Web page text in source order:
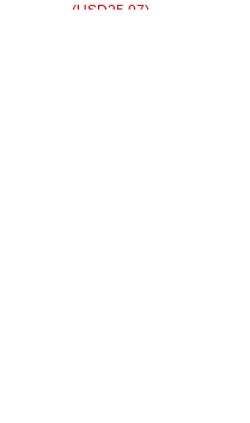
(USD25.97)